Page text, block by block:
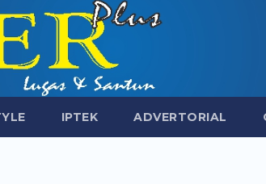
IPTEK ADVERTORIAL